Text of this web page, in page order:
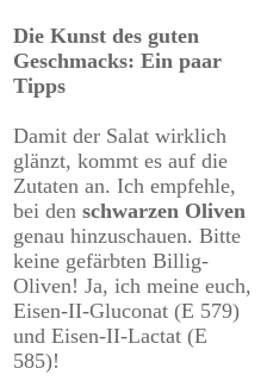
Die Kunst des guten
Geschmacks: Ein paar
Tipps
Damit der Salat wirklich
glänzt, kommt es auf die
Zutaten an. Ich empfehle,
bei den schwarzen Oliven
genau hinzuschauen. Bitte
keine gefärbten Billig-
Oliven! Ja, ich meine euch,
Eisen-II-Gluconat (E 579)
und Eisen-II-Lactat (E
585)!